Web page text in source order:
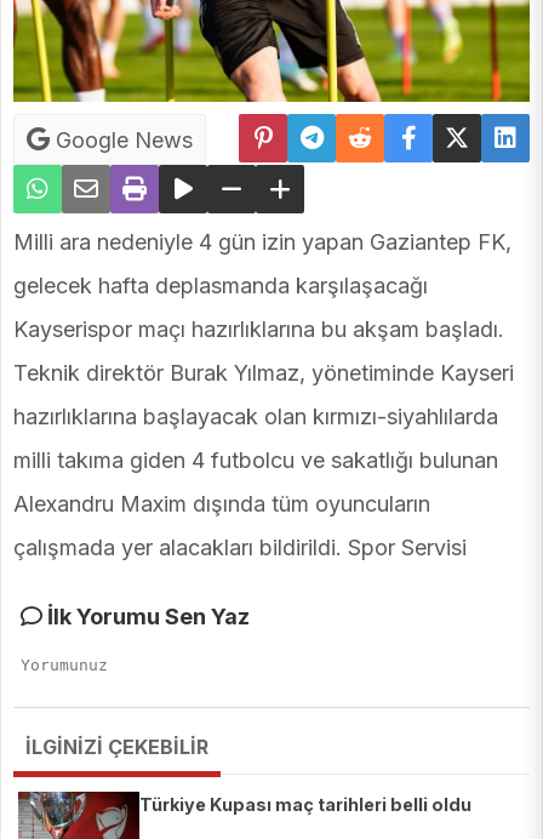
Google News
Milli ara nedeniyle 4 gün izin yapan Gaziantep FK,
gelecek hafta deplasmanda karşılaşacağı
Kayserispor maçı hazırlıklarına bu akşam başladı.
Teknik direktör Burak Yılmaz, yönetiminde Kayseri
hazırlıklarına başlayacak olan kırmızı-siyahlılarda
milli takıma giden 4 futbolcu ve sakatlığı bulunan
Alexandru Maxim dışında tüm oyuncuların
çalışmada yer alacakları bildirildi. Spor Servisi
İlk Yorumu Sen Yaz
İLGİNİZİ ÇEKEBİLİR
Türkiye Kupası maç tarihleri belli oldu